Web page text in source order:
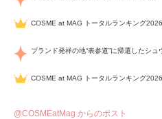
COSME at MAG トータルランキング
COSME at MAG トータルランキング
@COSMEatMag からのポスト